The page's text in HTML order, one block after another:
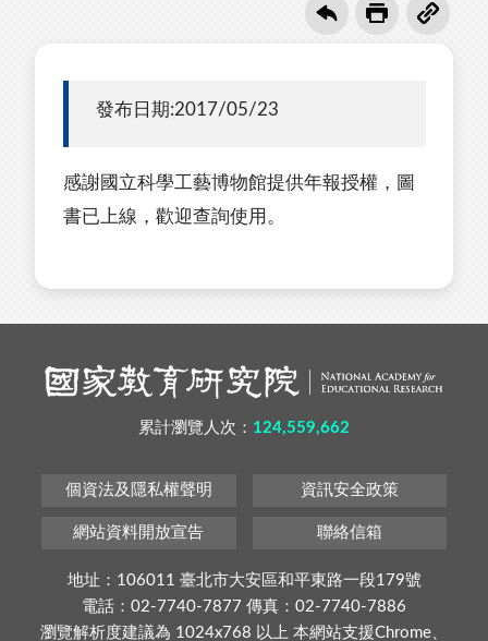
發布日期:2017/05/23
感謝國立科學工藝博物館提供年報授權，圖
書已上線，歡迎查詢使用。
累計瀏覽人次： 124,559,662
個資法及隱私權聲明 資訊安全政策
網站資料開放宣告 聯絡信箱
地址：106011 臺北市大安區和平東路一段179號
電話：02-7740-7877 傳真：02-7740-7886
瀏覽解析度建議為 1024x768 以上 本網站支援Chrome、